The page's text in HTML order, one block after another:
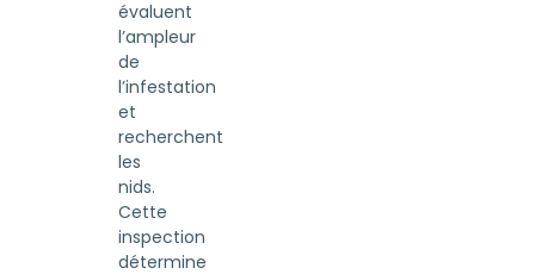
évaluent
l’ampleur
de
l’infestation
et
recherchent
les
nids.
Cette
inspection
détermine